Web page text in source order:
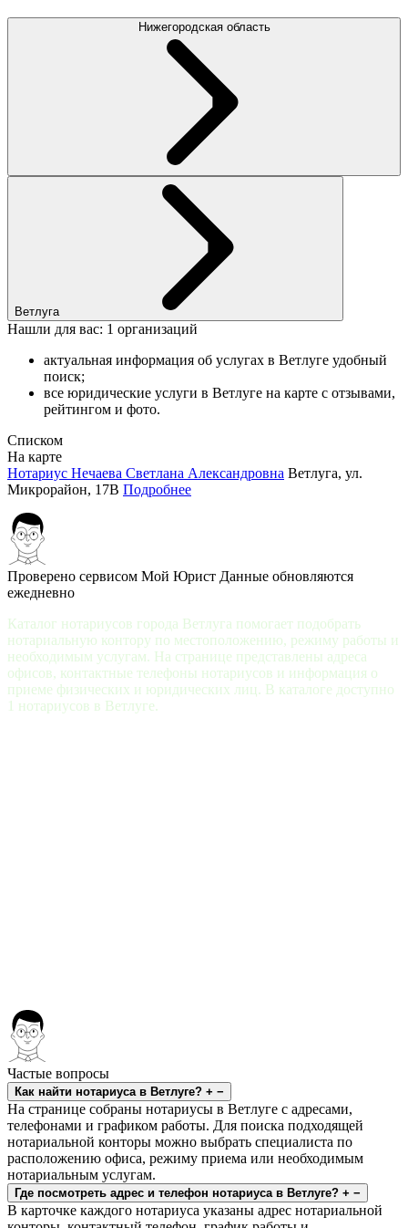
Нижегородская область
Ветлуга
Нашли для вас: 1 организаций
актуальная информация об услугах в Ветлуге удобный
поиск;
все юридические услуги в Ветлуге на карте с отзывами,
рейтингом и фото.
Списком
На карте
Нотариус Нечаева Светлана Александровна Ветлуга, ул.
Микрорайон, 17В Подробнее
Проверено сервисом Мой Юрист Данные обновляются
ежедневно
Каталог нотариусов города Ветлуга помогает подобрать
нотариальную контору по местоположению, режиму работы и
необходимым услугам. На странице представлены адреса
офисов, контактные телефоны нотариусов и информация о
приеме физических и юридических лиц. В каталоге доступно
1 нотариусов в Ветлуге.
Частые вопросы
Как найти нотариуса в Ветлуге? + −
На странице собраны нотариусы в Ветлуге с адресами,
телефонами и графиком работы. Для поиска подходящей
нотариальной конторы можно выбрать специалиста по
расположению офиса, режиму приема или необходимым
нотариальным услугам.
Где посмотреть адрес и телефон нотариуса в Ветлуге? + −
В карточке каждого нотариуса указаны адрес нотариальной